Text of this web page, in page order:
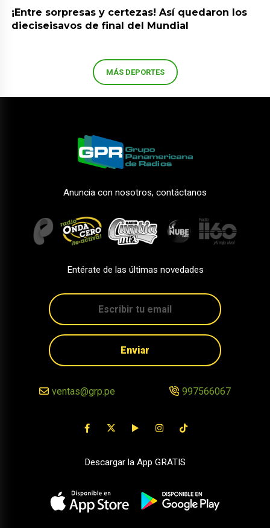
¡Entre sorpresas y certezas! Así quedaron los
dieciseisavos de final del Mundial
MÁS DEPORTES
Anuncia con nosotros, contáctanos
Entérate de las últimas novedades
Enviar
ventas@grp.pe 997566067
Descargar la App GRATIS